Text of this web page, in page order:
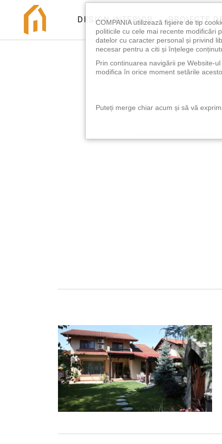
DESIGN INTERIOR PROIECTE
COMPANIA utilizează fişiere de tip
politicile cu cele mai recente modificări
datelor cu caracter personal și privind
necesar pentru a citi și înțelege
Prin continuarea navigării pe Website-
modifica în orice moment setările
Puteți merge chiar acum și să vă